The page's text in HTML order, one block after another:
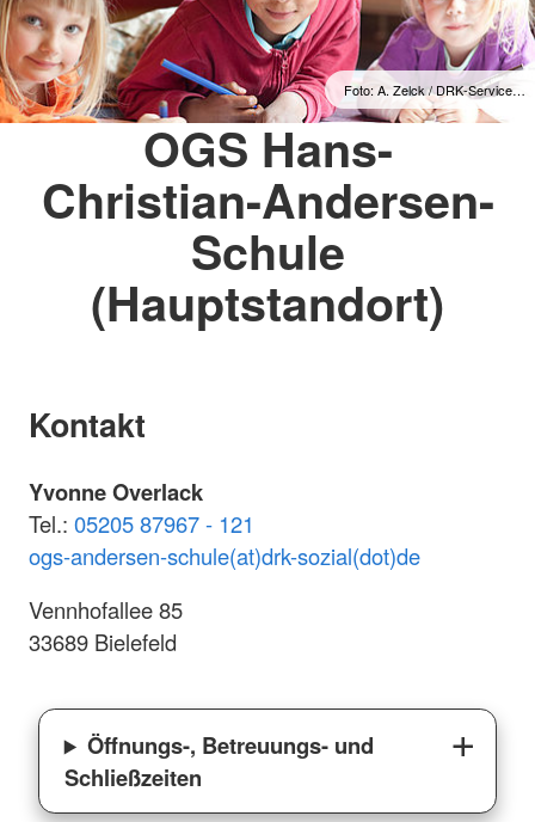
Foto: A. Zelck / DRK-Service…
OGS Hans-
Christian-Andersen-
Schule
(Hauptstandort)
Kontakt
Yvonne Overlack
Tel.: 05205 87967 - 121
ogs-andersen-schule(at)drk-sozial(dot)de
Vennhofallee 85
33689 Bielefeld
Öffnungs-, Betreuungs- und
Schließzeiten